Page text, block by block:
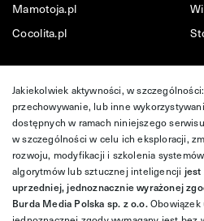
Mamotoja.pl
Cocolita.pl
Jakiekolwiek aktywności, w
przechowywanie, lub inne
dostępnych w ramach niniejszego
w szczególności w celu ich eksploracji,
rozwoju, modyfikacji i szkolenia
algorytmów lub sztucznej inteligencji jest
uprzedniej, jednoznacznie wyrażonej
Burda Media Polska sp. z o.o.Obowiązek